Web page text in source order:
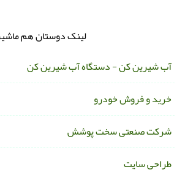
لینک دوستان هم ماشین
شیرین کن - دستگاه آب شیرین کن
و فروش خودرو
صنعتی سخت پوشش
سایت